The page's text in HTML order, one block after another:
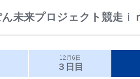
未来プロジェクト競走ｉ
12月6日
３日目